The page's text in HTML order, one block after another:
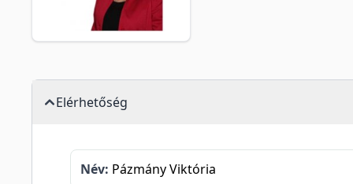
Elérhetőség
Név: Pázmány Viktória